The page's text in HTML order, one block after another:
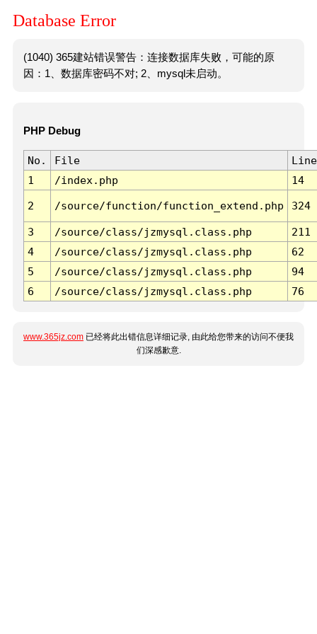
Database Error
(1040) 365建站错误警告：连接数据库失败，可能的原
因：1、数据库密码不对; 2、mysql未启动。
PHP Debug
No. File
Line
1
/index.php 14
2 /source/function/function_extend.php 324
3 /source/class/jzmysql.class.php
211
4
/source/class/jzmysql.class.php
62
5
/source/class/jzmysql.class.php
94
6
/source/class/jzmysql.class.php 76
www.365jz.com 已经将此出错信息详细记录, 由此给您带来的访问不便我
们深感歉意.